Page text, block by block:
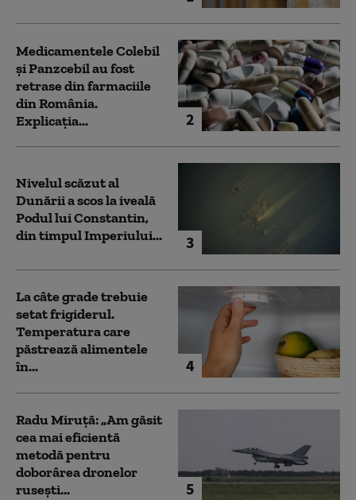
2
Medicamentele Colebil
și Panzcebil au fost
retrase din farmaciile
din România.
Explicația...
3
Nivelul scăzut al
Dunării a scos la iveală
Podul lui Constantin,
din timpul Imperiului...
4
La câte grade trebuie
setat frigiderul.
Temperatura care
păstrează alimentele
în...
5
Radu Miruță: „Am găsit
cea mai eficientă
metodă pentru
doborârea dronelor
rusești...